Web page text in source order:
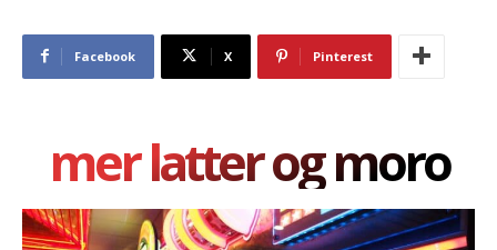
Facebook X Pinterest
mer latter og moro